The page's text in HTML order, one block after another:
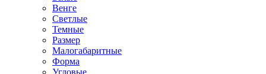
Венге
Светлые
Темные
Размер
Малогабаритные
Форма
Угловые